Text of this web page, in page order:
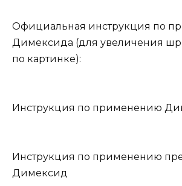
Официальная инструкция по
Димексида (для увеличения
по картинке):
Инструкция по применению
Инструкция по применению
Димексид